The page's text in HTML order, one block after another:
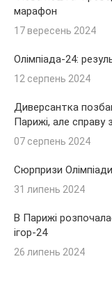
марафон
17 вересень 2024
Олімпіада-24:
12 серпень 2024
Диверсантка
Парижі, але справу
07 серпень 2024
Сюрпризи
31 липень 2024
В Парижі
ігор-24
26 липень 2024